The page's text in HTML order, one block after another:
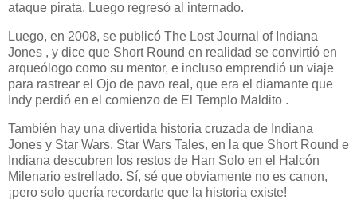
ataque pirata. Luego regresó al internado.
Luego, en 2008, se publicó The Lost Journal of Indiana
Jones , y dice que Short Round en realidad se convirtió en
arqueólogo como su mentor, e incluso emprendió un viaje
para rastrear el Ojo de pavo real, que era el diamante que
Indy perdió en el comienzo de El Templo Maldito .
También hay una divertida historia cruzada de Indiana
Jones y Star Wars, Star Wars Tales, en la que Short Round e
Indiana descubren los restos de Han Solo en el Halcón
Milenario estrellado. Sí, sé que obviamente no es canon,
¡pero solo quería recordarte que la historia existe!